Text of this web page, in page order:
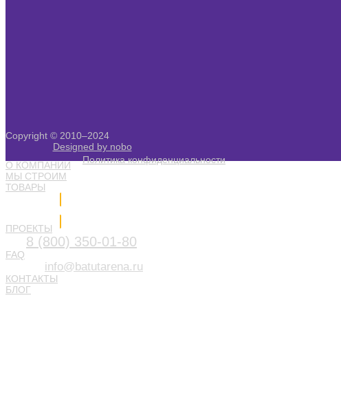
О КОМПАНИИ
МЫ СТРОИМ
ТОВАРЫ
ПРОЕКТЫ
8 (800) 350-01-80
FAQ
info@batutarena.ru
КОНТАКТЫ
БЛОГ
Copyright © 2010–2024
Designed by nobo
Политика конфиденциальности